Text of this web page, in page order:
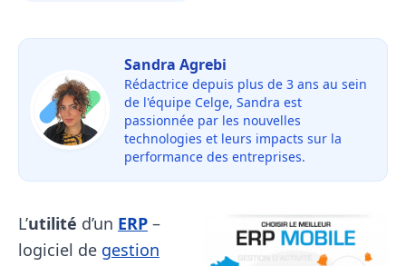
Sandra Agrebi
Rédactrice depuis plus de 3 ans au sein
de l'équipe Celge, Sandra est
passionnée par les nouvelles
technologies et leurs impacts sur la
performance des entreprises.
L’utilité d’un ERP –
logiciel de gestion